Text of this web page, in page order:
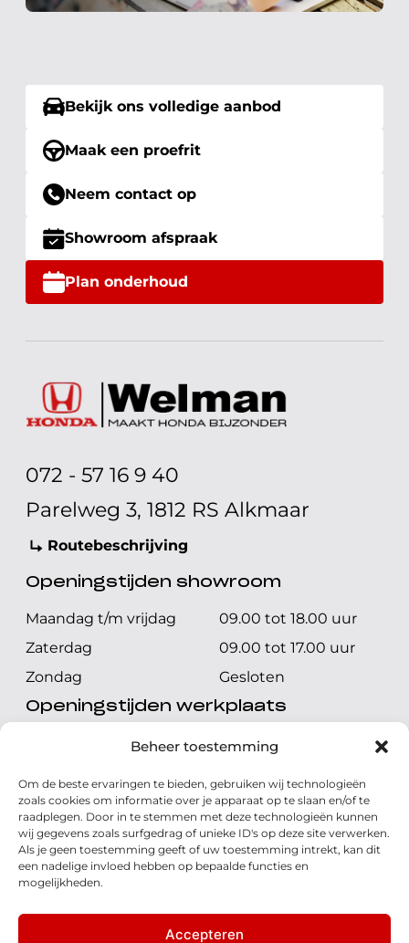
Beheer toestemming
Om de beste ervaringen te bieden, gebruiken wij technologieën
zoals cookies om informatie over je apparaat op te slaan en/of te
raadplegen. Door in te stemmen met deze technologieën kunnen
wij gegevens zoals surfgedrag of unieke ID's op deze site verwerken.
Als je geen toestemming geeft of uw toestemming intrekt, kan dit
een nadelige invloed hebben op bepaalde functies en
mogelijkheden.
Accepteren
Bekijk ons volledige aanbod
Maak een proefrit
Neem contact op
Showroom afspraak
Plan onderhoud
072 - 57 16 9 40
Parelweg 3, 1812 RS Alkmaar
Routebeschrijving
Openingstijden showroom
Maandag t/m vrijdag
09.00 tot 18.00 uur
Zaterdag
09.00 tot 17.00 uur
Zondag
Gesloten
Openingstijden werkplaats
Maandag t/m vrijdag
08.00 tot 17.00 uur
Zondag
Gesloten
Volg ons